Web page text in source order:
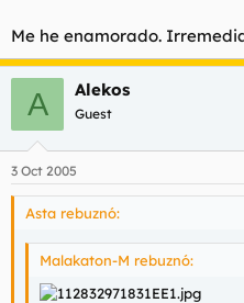
Me he enamorado.
A Alekos
Guest
3 Oct 2005
Asta rebuznó:
Malakaton-M rebuznó: